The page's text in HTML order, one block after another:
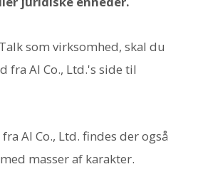
som virksomhed, skal du
fra AI Co., Ltd.'s side til
AI Co., Ltd. findes der også
med masser af karakter.